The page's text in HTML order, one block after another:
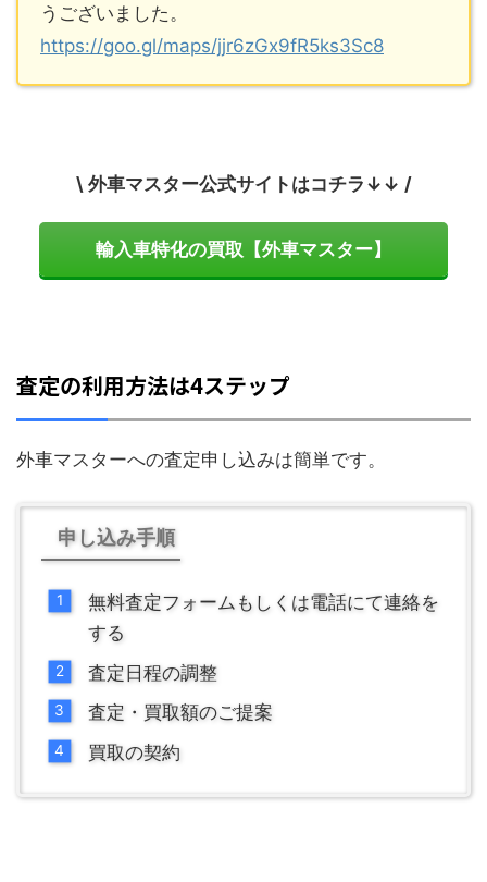
うございました。
https://goo.gl/maps/jjr6zGx9fR5ks3Sc8
\ 外車マスター公式サイトはコチラ↓↓ /
輸入車特化の買取【外車マスター】
査定の利用方法は4ステップ
外車マスターへの査定申し込みは簡単です。
申し込み手順
無料査定フォームもしくは電話にて連絡を
する
査定日程の調整
査定・買取額のご提案
買取の契約